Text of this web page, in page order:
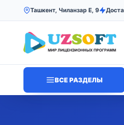
Ташкент, Чиланзар Е, 9
ВСЕ РАЗДЕЛЫ